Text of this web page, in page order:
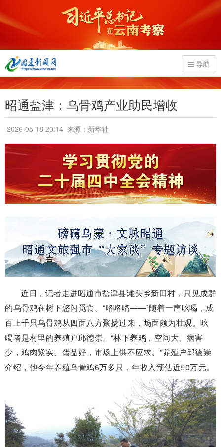
导航
昭通盐津：乌骨鸡产业助民增收
2026-05-18 20:14 来源：新华社
近日，记者走进昭通市盐津县滩头乡新田村，只见成群
的乌骨鸡在树下悠闲觅食。“咯咯咯——”随着一声吆喝，成
百上千只乌骨鸡从四面八方聚拢过来，场面颇为壮观。吆
喝者是村里的养殖户邱德崇。“林下养鸡，空间大、病害
少，鸡肉紧实、蛋品好，市场上供不应求。”养殖户邱德崇
介绍，他今年养殖乌骨鸡6万多只，年收入预估近50万元。